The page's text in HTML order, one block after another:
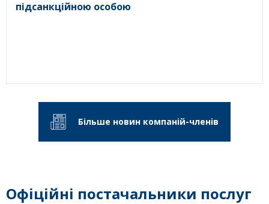
підсанкційною особою
Більше новин компаній-членів
Офіційні постачальники послуг